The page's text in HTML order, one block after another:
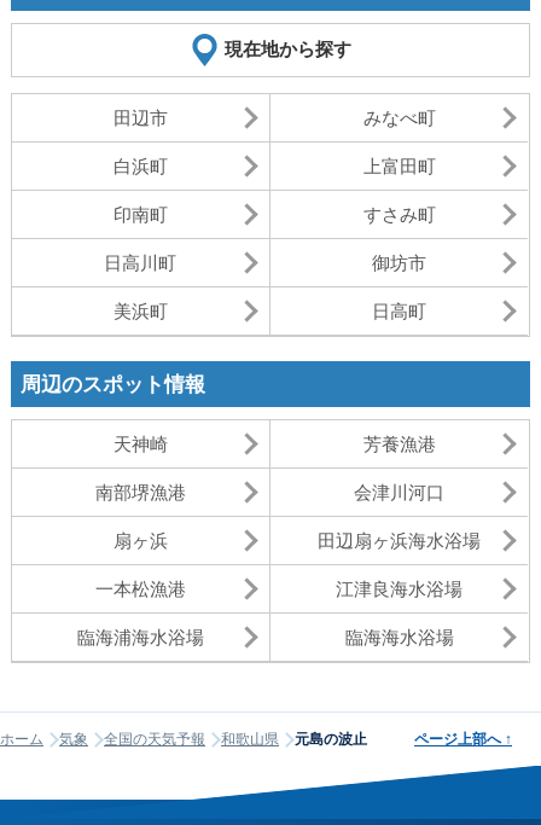
現在地から探す
田辺市 みなべ町
白浜町 上富田町
印南町 すさみ町
日高川町 御坊市
美浜町 日高町
周辺のスポット情報
天神崎 芳養漁港
南部堺漁港 会津川河口
扇ヶ浜 田辺扇ヶ浜海水浴場
一本松漁港 江津良海水浴場
臨海浦海水浴場 臨海海水浴場
ホーム 気象 全国の天気予報 和歌山県 元島の波止 ページ上部へ ↑